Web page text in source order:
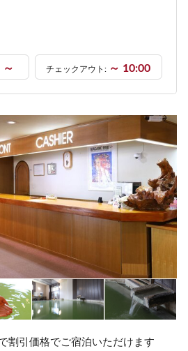
～ チェックアウト: ～ 10:00
割引価格でご宿泊いただけます